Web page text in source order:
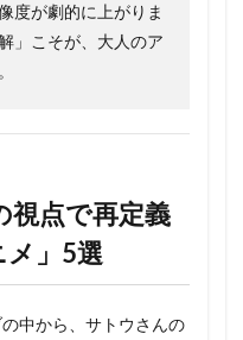
度が劇的に上がりま
」こそが、大人のア
視点で再定義
」5選
中から、サトウさんの